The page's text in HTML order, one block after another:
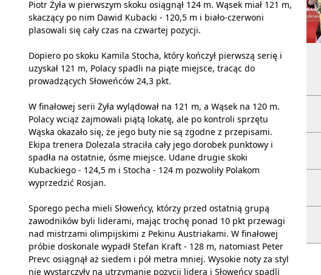
Piotr Żyła w pierwszym skoku osiągnął 124 m. Wąsek miał 121 m,
skaczący po nim Dawid Kubacki - 120,5 m i biało-czerwoni
plasowali się cały czas na czwartej pozycji.
Dopiero po skoku Kamila Stocha, który kończył pierwszą serię i
uzyskał 121 m, Polacy spadli na piąte miejsce, tracąc do
prowadzących Słoweńców 24,3 pkt.
W finałowej serii Żyła wylądował na 121 m, a Wąsek na 120 m.
Polacy wciąż zajmowali piątą lokatę, ale po kontroli sprzętu
Wąska okazało się, że jego buty nie są zgodne z przepisami.
Ekipa trenera Dolezala straciła cały jego dorobek punktowy i
spadła na ostatnie, ósme miejsce. Udane drugie skoki
Kubackiego - 124,5 m i Stocha - 124 m pozwoliły Polakom
wyprzedzić Rosjan.
Sporego pecha mieli Słoweńcy, którzy przed ostatnią grupą
zawodników byli liderami, mając trochę ponad 10 pkt przewagi
nad mistrzami olimpijskimi z Pekinu Austriakami. W finałowej
próbie doskonale wypadł Stefan Kraft - 128 m, natomiast Peter
Prevc osiągnął aż siedem i pół metra mniej. Wysokie noty za styl
nie wystarczyły na utrzymanie pozycji lidera i Słoweńcy spadli